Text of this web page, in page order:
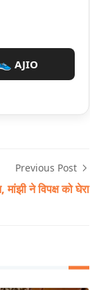
👟 AJIO
Previous Post
ने विपक्ष को घेरा